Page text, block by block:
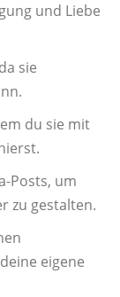
und Liebe
sie
du sie mit
Posts, um
zu gestalten.
eigene